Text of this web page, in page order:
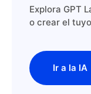
Explora GPT
o crear el
Ir a la IA